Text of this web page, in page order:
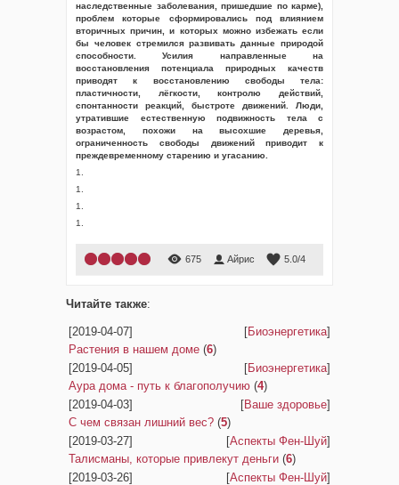
наследственные заболевания, пришедшие по карме),
проблем которые сформировались под влиянием
вторичных причин, и которых можно избежать если
бы человек стремился развивать данные природой
способности. Усилия направленные на
восстановления потенциала природных качеств
приводят к восстановлению свободы тела:
пластичности, лёгкости, контролю действий,
спонтанности реакций, быстроте движений. Люди,
утратившие естественную подвижность тела с
возрастом, похожи на высохшие деревья,
ограниченность свободы движений приводит к
преждевременному старению и угасанию.
1.
1.
1.
1.
675 Айрис 5.0/4
Читайте также:
[2019-04-07] [Биоэнергетика]
Растения в нашем доме (6)
[2019-04-05]
[Биоэнергетика]
Аура дома - путь к благополучию (4)
[2019-04-03]
[Ваше здоровье]
С чем связан лишний вес? (5)
[2019-03-27]
[Аспекты Фен-Шуй]
Талисманы, которые привлекут деньги (6)
[2019-03-26]
[Аспекты Фен-Шуй]